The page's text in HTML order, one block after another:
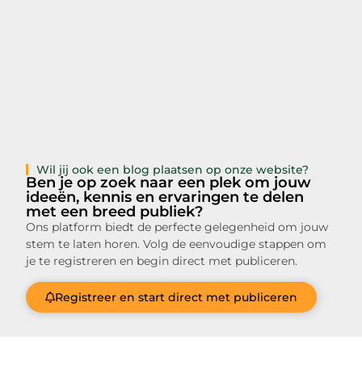
Wil jij ook een blog plaatsen op onze website?
Ben je op zoek naar een plek om jouw
ideeën, kennis en ervaringen te delen
met een breed publiek?
Ons platform biedt de perfecte gelegenheid om jouw
stem te laten horen. Volg de eenvoudige stappen om
je te registreren en begin direct met publiceren.
Registreer en start direct met publiceren